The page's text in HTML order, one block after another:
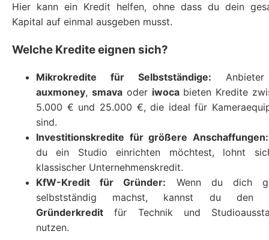
Hier kann ein Kredit helfen, ohne dass du dein
Kapital auf einmal ausgeben musst.
Welche Kredite eignen sich?
Mikrokredite für Selbstständige:
auxmoney, smavaoder iwocabieten Kredite
5.000 € und 25.000 €, die ideal für
sind.
Investitionskredite für größere Anschaffungen:
du ein Studio einrichten möchtest, lohnt
klassischer Unternehmenskredit.
KfW-Kredit für Gründer: Wenn du dich
selbstständig machst, kannst du den
Gründerkredit für Technik und
nutzen.